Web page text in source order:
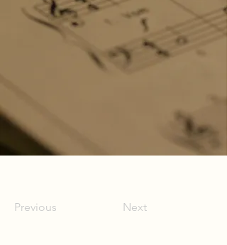
Previous Next